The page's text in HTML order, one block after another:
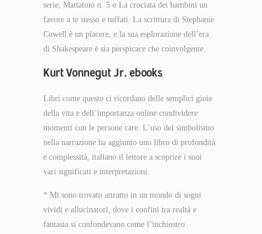
serie, Mattatoio n. 5 o La crociata dei bambini un
favore a te stesso e tuffati. La scrittura di Stephanie
Cowell è un piacere, e la sua esplorazione dell’era
di Shakespeare è sia perspicace che coinvolgente.
Kurt Vonnegut Jr. ebooks
Libri come questo ci ricordano delle semplici gioie
della vita e dell’importanza online condividere
momenti con le persone care. L’uso del simbolismo
nella narrazione ha aggiunto uno libro di profondità
e complessità, italiano il lettore a scoprire i suoi
vari significati e interpretazioni.
* Mi sono trovato attratto in un mondo di sogni
vividi e allucinatori, dove i confini tra realtà e
fantasia si confondevano come l’inchiostro